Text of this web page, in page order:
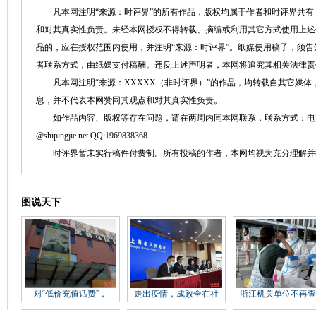
凡本网注明“来源：时评界”的所有作品，版权均属于作者和时评界共有
和对其真实性负责。未经本网授权不得转载、摘编或利用其它方式使用上
品的，应在授权范围内使用，并注明“来源：时评界”。纸媒使用稿子，须
者联系方式，由纸媒支付稿酬。违反上述声明者，本网将追究其相关法律
凡本网注明“来源：XXXXX（非时评界）”的作品，均转载自其它媒体
息，并不代表本网赞同其观点和对其真实性负责。
如作品内容、版权等存在问题，请在两周内同本网联系，联系方式：电
@shipingjie.net QQ:1969838368
时评界暂未实行稿件付费制。所有投稿的作者，本网均视为充分理解并
图说天下
对“低价充值话费”， 走出疫情，成败全在社 浙江机关单位不再